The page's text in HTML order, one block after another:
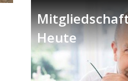
Heute